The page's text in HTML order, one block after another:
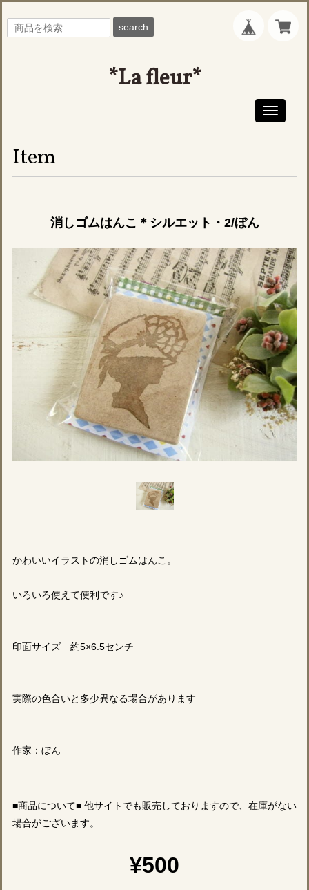
search
*La fleur*
Toggle
Item
消しゴムはんこ＊シルエット・2/ぼん
かわいいイラストの消しゴムはんこ。
いろいろ使えて便利です♪
印面サイズ 約5×6.5センチ
実際の色合いと多少異なる場合があります
作家：ぼん
■商品について■ 他サイトでも販売しておりますので、在庫がない
場合がございます。
¥500